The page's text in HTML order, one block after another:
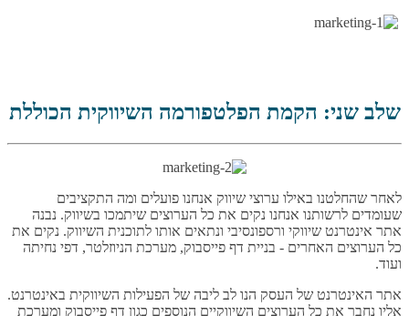
שלב שני: הקמת הפלטפורמה השיווקית הכוללת
לאחר שהחלטנו באילו ערוצי שיווק אנחנו פועלים ומה התקציבים
שעומדים לרשותנו אנחנו נקים את כל הערוצים שיתמכו בשיווק. נבנה
אתר אינטרנט שיווקי ורספונסיבי ונתאים אותו לתוכנית השיווק. נקים את
כל הערוצים האחרים - בניית דף פייסבוק, מערכת הניוזלטר, דפי נחיתה
ועוד.
אתר האינטרנט של העסק הנו לב ליבה של הפעילות השיווקית באינטרנט.
אליו נחבר את כל הערוצים השיווקיים הנוספים כגון דף פייסבוק ומערכת